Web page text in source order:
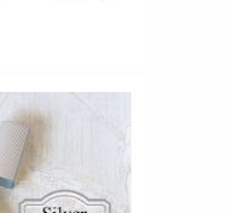
製 詰め替え
化粧水 美容
油 ハンドメイド
イル ギフト プ
おしゃれ